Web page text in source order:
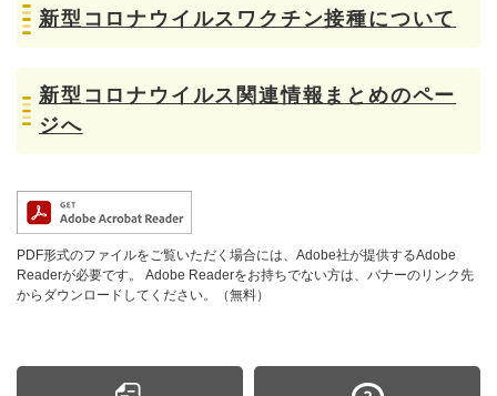
新型コロナウイルスワクチン接種について
新型コロナウイルス関連情報まとめのペー
ジへ
PDF形式のファイルをご覧いただく場合には、Adobe社が提供するAdobe
Readerが必要です。
Adobe Readerをお持ちでない方は、バナーのリンク先
からダウンロードしてください。（無料）